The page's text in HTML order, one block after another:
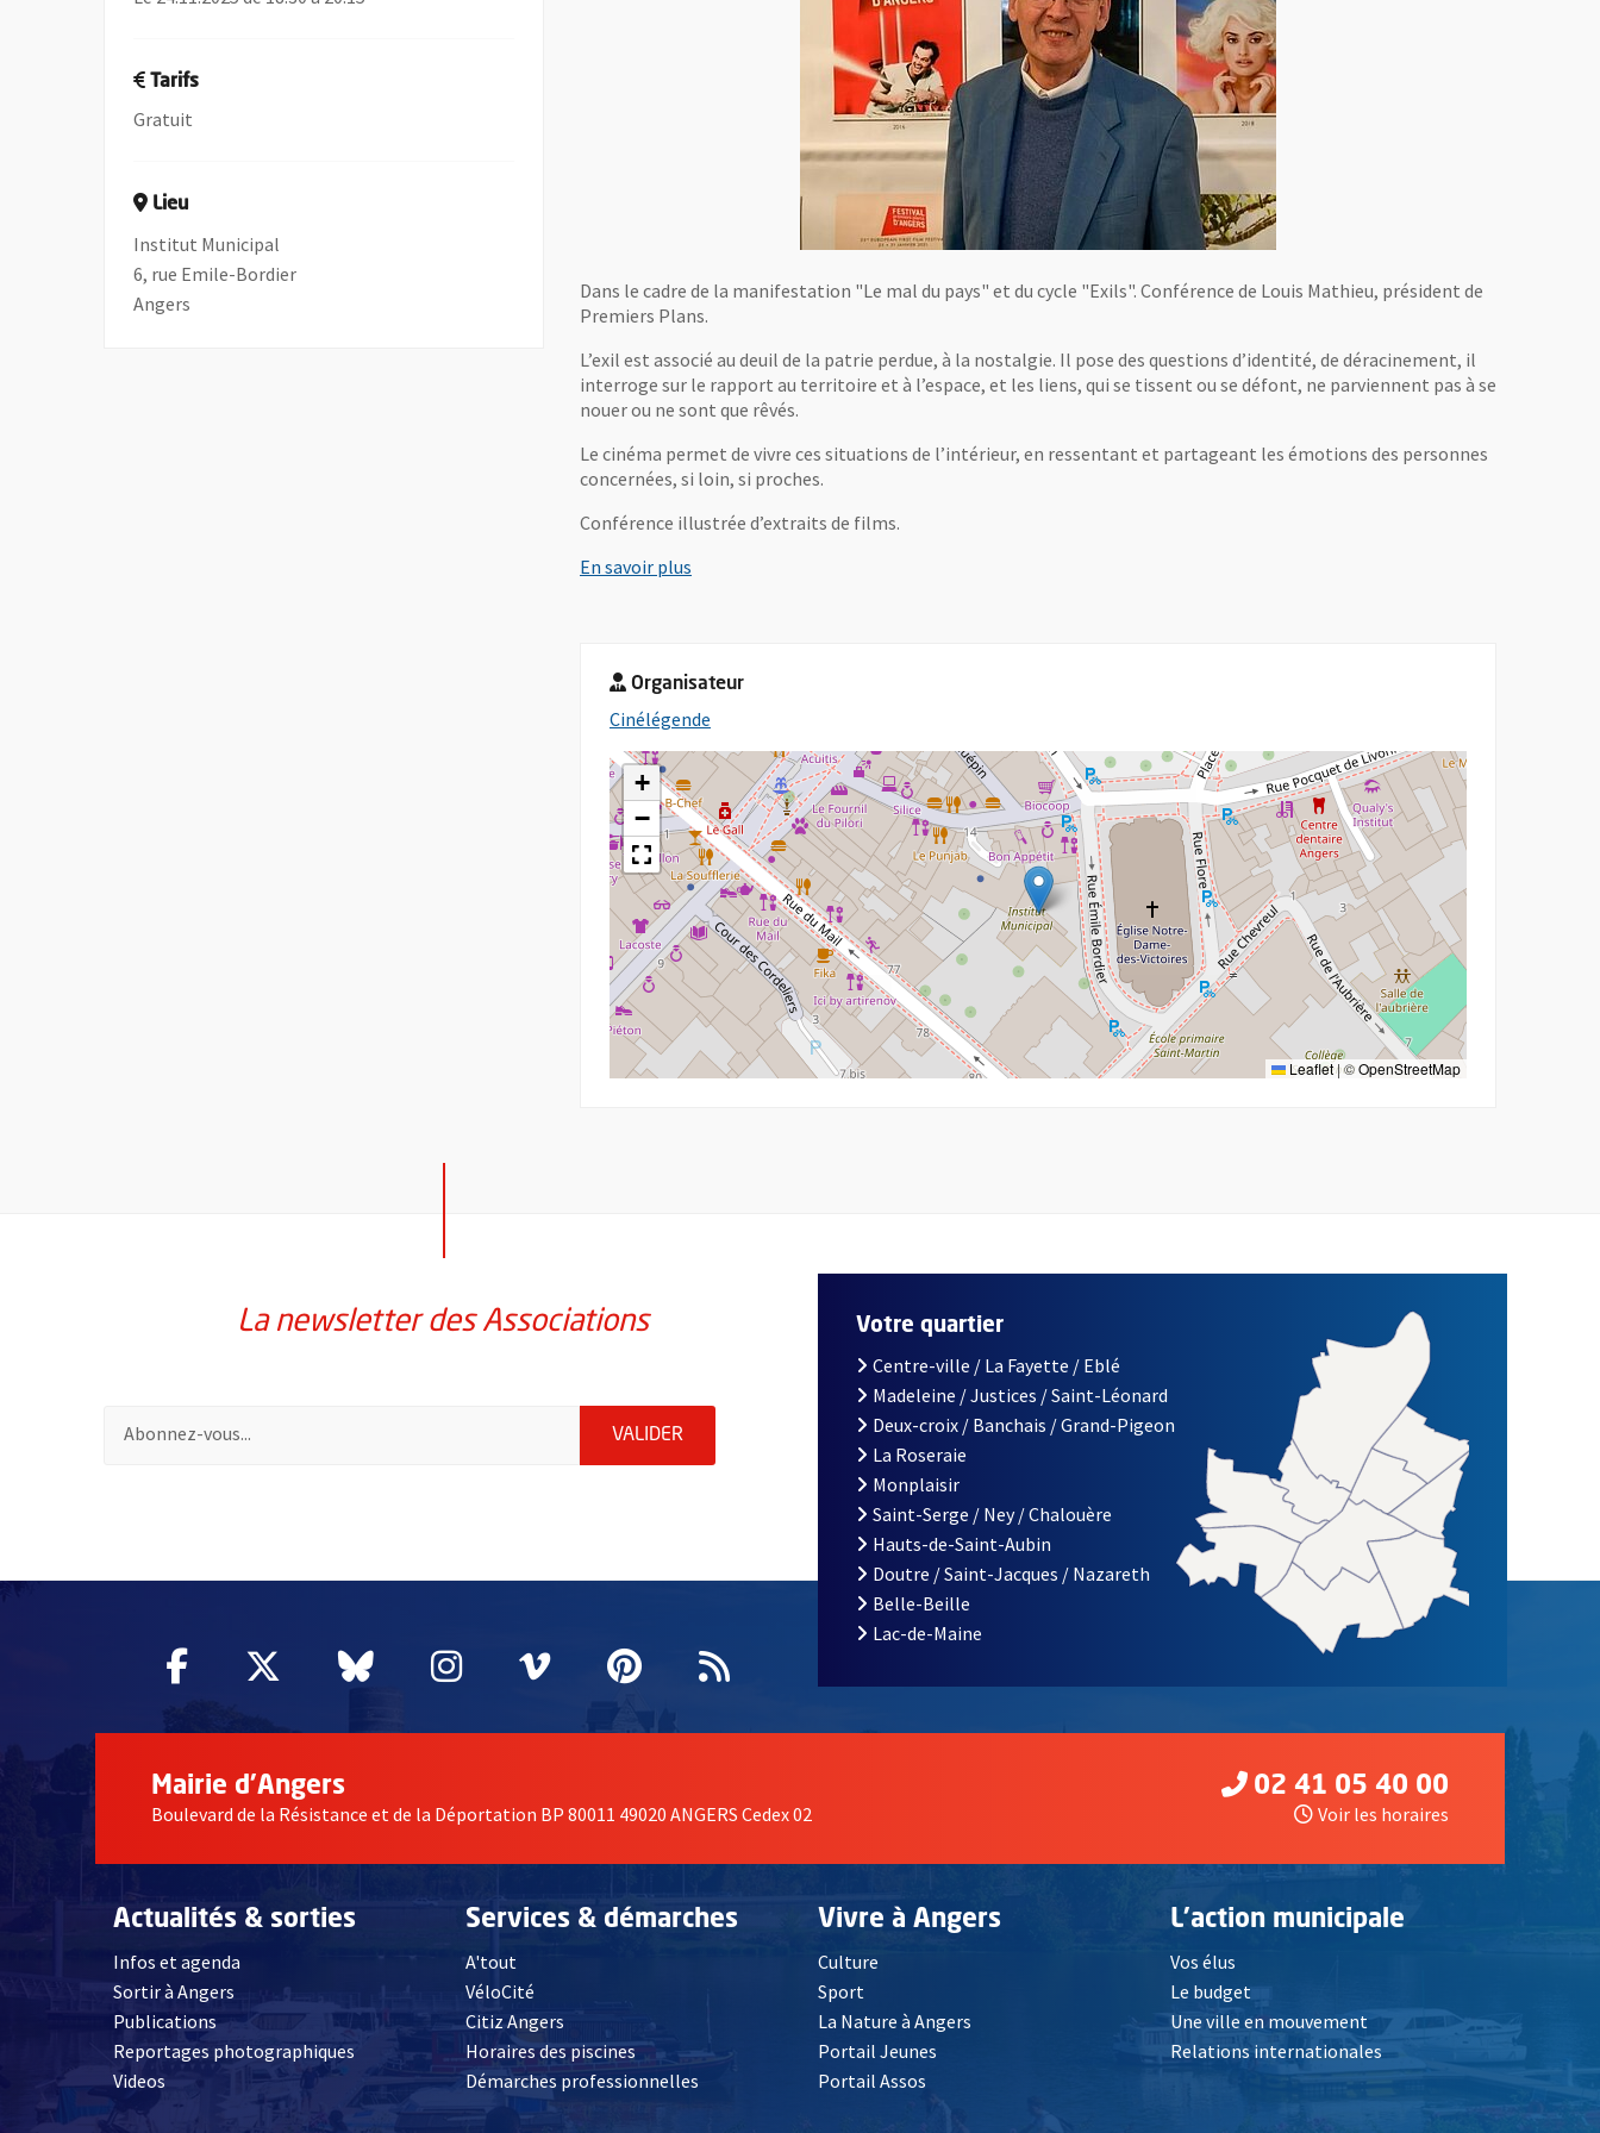
Dans le cadre de la manifestation "Le mal du pays" et du cycle "Exils". Conférence de Louis Mathieu, président de
Premiers Plans.
L’exil est associé au deuil de la patrie perdue, à la nostalgie. Il pose des questions d’identité, de déracinement, il
interroge sur le rapport au territoire et à l’espace, et les liens, qui se tissent ou se défont, ne parviennent pas à se
nouer ou ne sont que rêvés.
Le cinéma permet de vivre ces situations de l’intérieur, en ressentant et partageant les émotions des personnes
concernées, si loin, si proches.
Conférence illustrée d’extraits de films.
En savoir plus, Ouvre une nouvelle fenêtre
Organisateur
Cinélégende, Ouvre une nouvelle fenêtre
+
−
Leaflet|©OpenStreetMap
Tarifs
Gratuit
Lieu
Institut Municipal
6, rue Emile-Bordier
Angers
La newsletter des Associations
Pour vous inscrire à la lettre d'information des associations de la ville d'Angers, indiquez votre email (champ obligatoire)
VALIDER ENVOYER MA DEMANDE D'INSCRIPTION À LA LETTRE D'INFORMATION DES ASSOCIATIONS DE LA VILLE
Facebook
, Ouvre une nouvelle fenêtre
Twitter
, Ouvre une nouvelle fenêtre
Bluesky
, Ouvre une nouvelle fenêtre
Instagram
, Ouvre une nouvelle fenêtre
Vimeo
, Ouvre une nouvelle fenêtre
Pinterest
, Ouvre une nouvelle fenêtre
Flux RSS
Votre quartier
Centre-ville / La Fayette / Eblé
Madeleine / Justices / Saint-Léonard
Deux-croix / Banchais / Grand-Pigeon
La Roseraie
Monplaisir
Saint-Serge / Ney / Chalouère
Hauts-de-Saint-Aubin
Doutre / Saint-Jacques / Nazareth
Belle-Beille
Lac-de-Maine
Mairie d'Angers
Boulevard de la Résistance et de la Déportation BP 80011 49020 ANGERS Cedex 02
02 41 05 40 00
Voir les horaires
Actualités & sorties
Infos et agenda
Sortir à Angers
Publications
Reportages photographiques
Videos, Ouvre une nouvelle fenêtre
Services & démarches
A'tout
VéloCité
Citiz Angers , Ouvre une nouvelle fenêtre
Horaires des piscines
Démarches professionnelles
Vivre à Angers
Culture
Sport
La Nature à Angers
Portail Jeunes
Portail Assos
L'action municipale
Vos élus
Le budget
Une ville en mouvement
Relations internationales